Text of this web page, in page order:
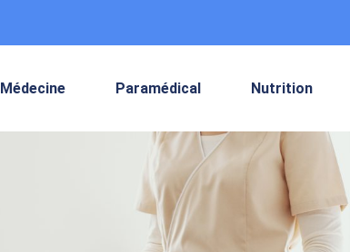
Médecine Paramédical Nutrition